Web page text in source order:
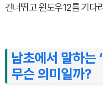
건너뛰고 윈도우12를 기다
남초에서 말하는
무슨 의미일까?